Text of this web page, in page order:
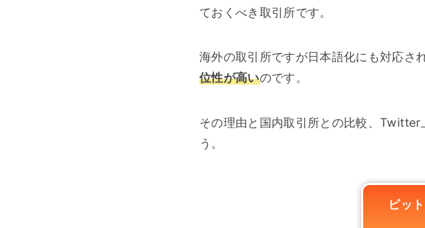
ておくべき取引所です。
海外の取引所ですが日本語化にも対応さ
位性が高いのです。
その理由と国内取引所との比較、Twitter
う。
ビッ